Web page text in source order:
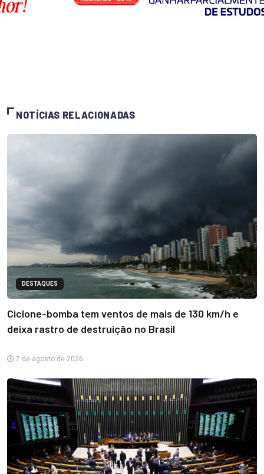
NOTÍCIAS RELACIONADAS
DESTAQUES
Ciclone-bomba tem ventos de mais de 130 km/h e
deixa rastro de destruição no Brasil
7 de agosto de 2026